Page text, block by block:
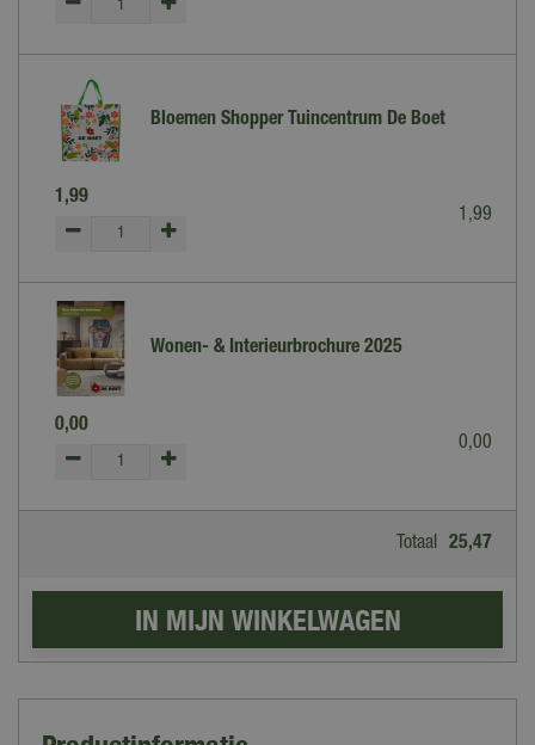
Bloemen Shopper Tuincentrum De Boet
1 ,99
1 ,99
Wonen- & Interieurbrochure 2025
0,00
0,00
Totaal 25,47